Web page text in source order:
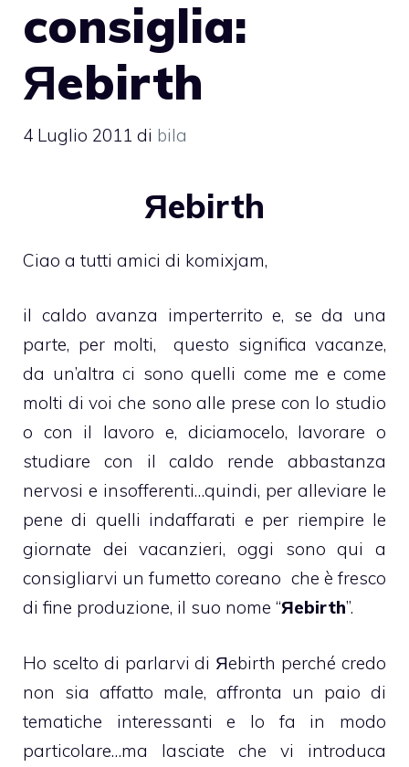
consiglia:
Яebirth
4 Luglio 2011 di bila
Яebirth
Ciao a tutti amici di komixjam,
il caldo avanza imperterrito e, se da una
parte, per molti, questo significa vacanze,
da un’altra ci sono quelli come me e come
molti di voi che sono alle prese con lo studio
o con il lavoro e, diciamocelo, lavorare o
studiare con il caldo rende abbastanza
nervosi e insofferenti…quindi, per alleviare le
pene di quelli indaffarati e per riempire le
giornate dei vacanzieri, oggi sono qui a
consigliarvi un fumetto coreano che è fresco
di fine produzione, il suo nome “Яebirth”.
Ho scelto di parlarvi di Яebirth perché credo
non sia affatto male, affronta un paio di
tematiche interessanti e lo fa in modo
particolare…ma lasciate che vi introduca